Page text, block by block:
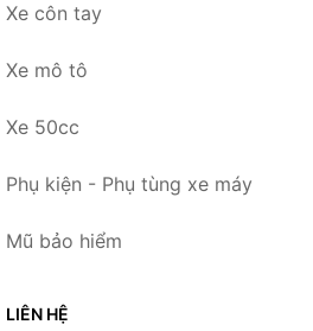
Xe côn tay
Xe mô tô
Xe 50cc
Phụ kiện - Phụ tùng xe máy
Mũ bảo hiểm
LIÊN HỆ